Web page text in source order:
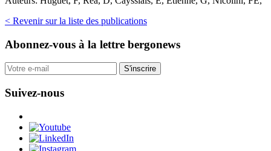
< Revenir sur la liste des publications
Abonnez-vous à la lettre bergonews
S'inscrire
Suivez-nous